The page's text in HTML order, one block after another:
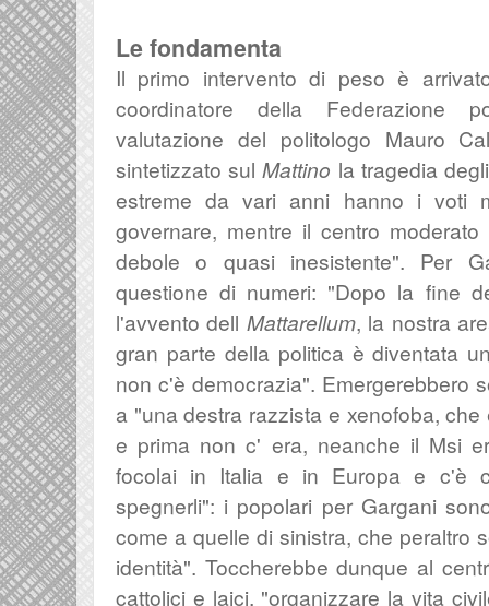
Le fondamenta
Il primo intervento di peso è
coordinatore della Federazione
valutazione del politologo Mauro
sintetizzato sulMattino la tragedia
estreme da vari anni hanno i voti
governare, mentre il centro
debole o quasi inesistente". Per
questione di numeri: "Dopo la fine
l'avvento dell Mattarellum, la nostra
gran parte della politica è diventata
non c'è democrazia". Emergerebbero
a "una destra razzista e xenofoba,
e prima non c' era, neanche il Msi
focolai in Italia e in Europa e c'è
spegnerli": i popolari per Gargani
come a quelle di sinistra, che peraltro
identità". Toccherebbe dunque al
cattolici e laici, "organizzare la vita